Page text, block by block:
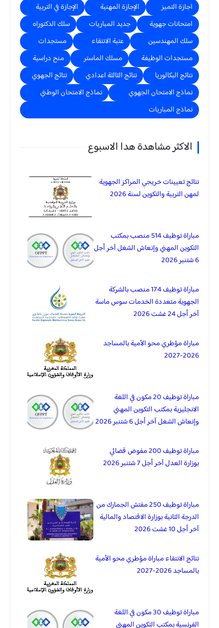
اجازة التميز الإجازة المهنية
الإجازة في التربية
امتحانات جهوية
جديد المباريات
سلك الدكتوراه
سلك المهندسين
عتبة الانتقاء
مستجدات
مستجدات الوظيفة
مسلك الماستر
منح دراسية
نتائج البكالوريا
نتائج الثالثة اعدادي
نتائج الجهوي
نماذج الامتحان الجهوي
نماذج الامتحان الوطني
نماذج المباريات
الاكثر مشاهدة هدا الاسبوع
نتائج تعيينات خريجي المراكز الجهوية
لمهن التربية والتكوين لسنة 2026
مباراة توظيف 514 منصب بمكتب
التكوين المهني وإنعاش الشغل آخر أجل
6 شتنبر 2026
مباراة توظيف 174 منصب بالشركة
الجهوية متعددة الخدمات سوس ماسة
آخر أجل 24 غشت 2026
مباراة مؤطري محو الأمية بالمساجد
2026-2027
مباراة توظيف 20 مكون في اللغة
الانجليزية بمكتب التكوين المهني
وإنعاش الشغل آخر أجل 6 شتنبر 2026
مباراة توظيف 200 مفوض قضائي
بوزارة العدل آخر أجل 7 شتنبر 2026
مباراة توظيف 250 مفتش الجمارك من
الدرجة الثانية بوزارة الاقتصاد والمالية
آخر أجل 10 غشت 2026
نتائج الانتقاء مباراة مؤطري محو الأمية
بالمساجد 2026-2027
مباراة توظيف 30 مكون في اللغة
الفرنسية بمكتب التكوين المهني